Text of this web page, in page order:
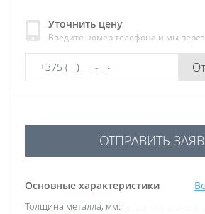
Уточнить цену
Введите номер телефона и мы
Основные характеристики
Толщина металла, мм:
ОТПРАВИТЬ